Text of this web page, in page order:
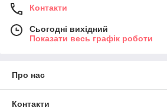
Контакти
Сьогодні вихідний
Показати весь графік роботи
Про нас
Контакти